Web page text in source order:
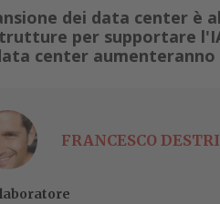
dei data center è
per supportare
center aumenteranno
FRANCESCO DESTRI